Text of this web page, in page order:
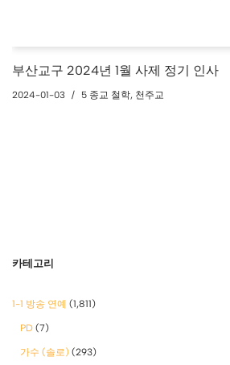
부산교구 2024년 1월 사제 정기 인사
2024-01-03 5 종교 철학, 천주교
카테고리
1-1 방송 연예 (1,811)
PD (7)
가수 (솔로) (293)